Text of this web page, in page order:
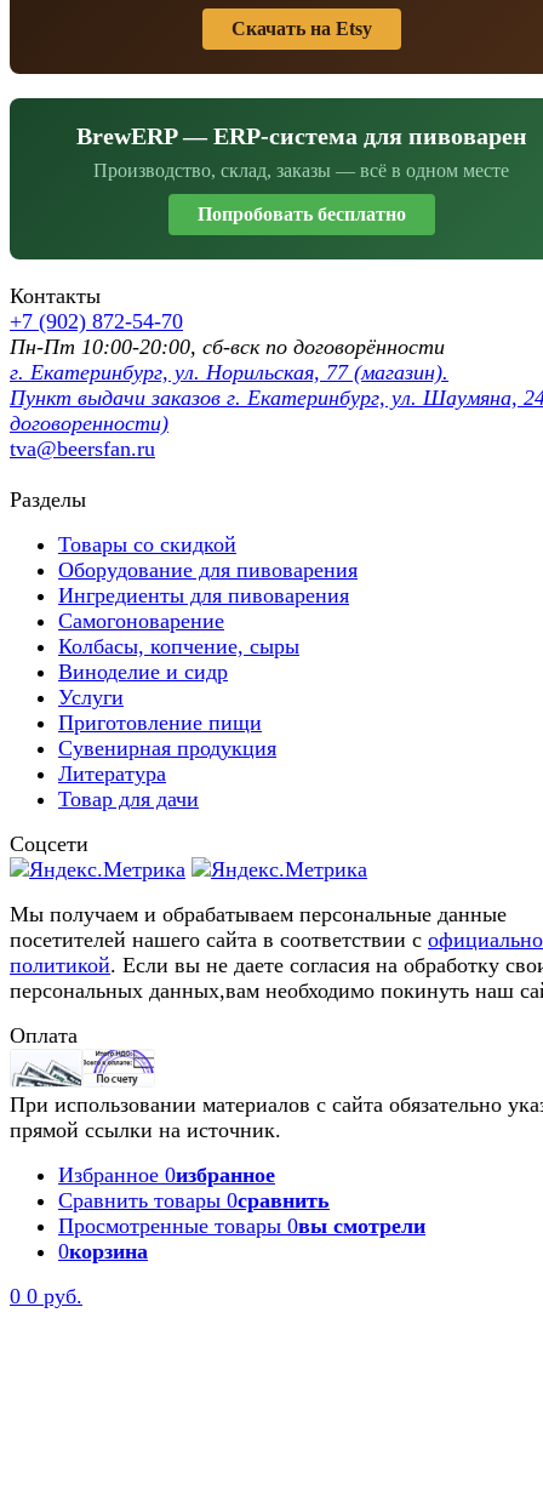
Скачать на Etsy
BrewERP — ERP-система для пивоварен
Производство, склад, заказы — всё в одном месте
Попробовать бесплатно
Контакты
+7 (902) 872-54-70
Пн-Пт 10:00-20:00, сб-вск по договорённости
г. Екатеринбург, ул. Норильская, 77 (магазин).
Пункт выдачи заказов г. Екатеринбург, ул. Шаумяна,
договоренности)
tva@beersfan.ru
Разделы
Товары со скидкой
Оборудование для пивоварения
Ингредиенты для пивоварения
Самогоноварение
Колбасы, копчение, сыры
Виноделие и сидр
Услуги
Приготовление пищи
Сувенирная продукция
Литература
Товар для дачи
Соцсети
Мы получаем и обрабатываем персональные данные
посетителей нашего сайта в соответствии с
политикой. Если вы не даете согласия на обработку
персональных данных,вам необходимо покинуть наш
Оплата
При использовании материалов с сайта обязательно
прямой ссылки на источник.
Избранное 0избранное
Сравнить товары 0сравнить
Просмотренные товары 0вы смотрели
0корзина
0 0 руб.